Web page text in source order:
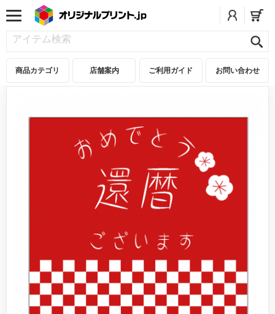
商品カテゴリ 店舗案内 ご利用ガイド お問い合わせ